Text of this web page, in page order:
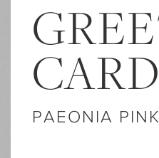
CARD
PAEONIA PINK